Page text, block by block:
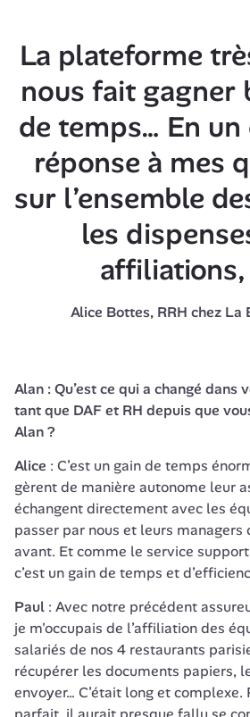
La plateforme
nous fait gagner
de temps… En un
réponse à mes
sur l’ensemble
les
Alice Bottes, RRH chez La
Alan : Qu’est ce qui a changé dans
tant que DAF et RH depuis que
Alan ?
Alice : C’est un gain de temps
gèrent de manière autonome leur
échangent directement avec les
passer par nous et leurs managers
avant. Et comme le service
Paul : Avec notre précédent
je m'occupais de l’affiliation des
salariés de nos 4 restaurants
récupérer les documents papiers,
envoyer… C’était long et